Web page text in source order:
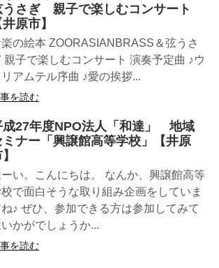
うさぎ 親子で楽しむコンサート
井原市】
の絵本 ZOORASIANBRASS＆弦うさ
親子で楽しむコンサート 演奏予定曲 ♪ウ
リアムテル序曲 ♪愛の挨拶...
を読む
成27年度NPO法人「和達」 地域
ミナー「興譲館高等学校」【井原
ーい。こんにちは。 なんか、興譲館高等
で面白そうな取り組み企画をしていま
♪ ぜひ、参加できる方は参加してみて
かがでしょうか...
を読む